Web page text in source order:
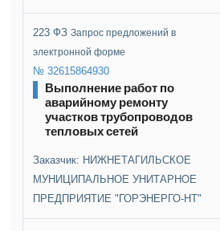
223 ФЗЗапрос предложений в
электронной форме
№ 32615864930
Выполнение работ по
аварийному ремонту
участков трубопроводов
тепловых сетей
Заказчик: НИЖНЕТАГИЛЬСКОЕ
МУНИЦИПАЛЬНОЕ УНИТАРНОЕ
ПРЕДПРИЯТИЕ "ГОРЭНЕРГО-НТ"